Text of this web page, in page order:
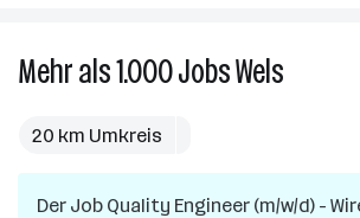
Mehr als 1.000JobsWels
in
Wels
20 km Umkreis
Der Job Quality Engineer (m/w/d) -